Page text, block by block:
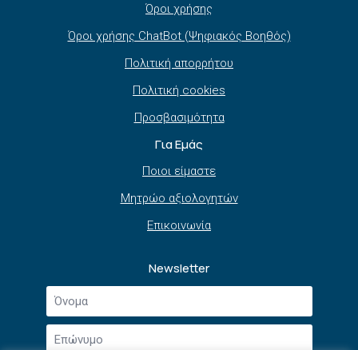
Όροι χρήσης
Όροι χρήσης ChatBot (Ψηφιακός Βοηθός)
Πολιτική απορρήτου
Πολιτική cookies
Προσβασιμότητα
Για Εμάς
Ποιοι είμαστε
Μητρώο αξιολογητών
Επικοινωνία
Newsletter
Όνομα
Επώνυμο